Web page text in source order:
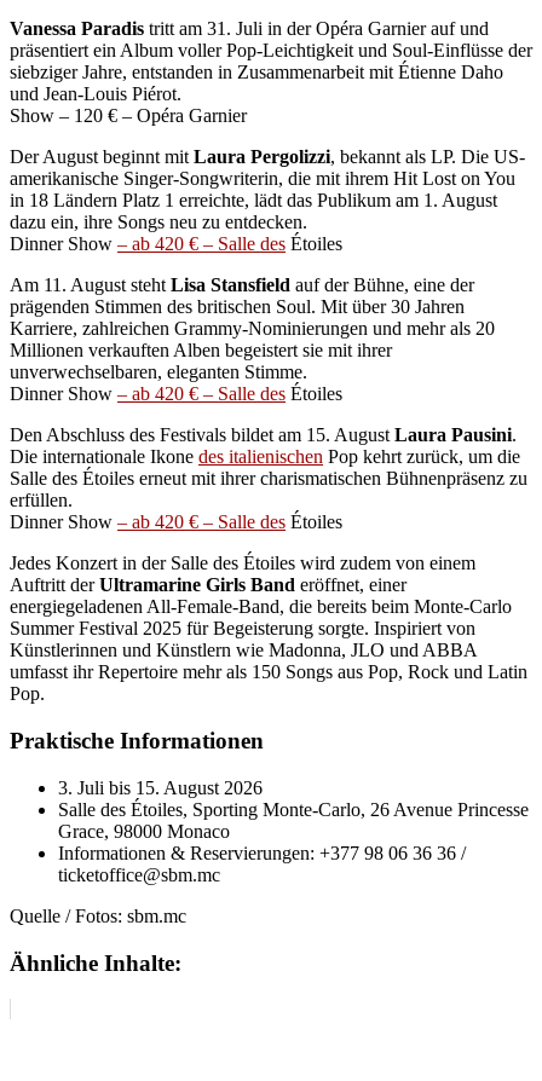
Vanessa Paradis tritt am 31. Juli in der Opéra Garnier auf und
präsentiert ein Album voller Pop-Leichtigkeit und Soul-Einflüsse der
siebziger Jahre, entstanden in Zusammenarbeit mit Étienne Daho
und Jean-Louis Piérot.
Show – 120 € – Opéra Garnier
Der August beginnt mitLaura Pergolizzi, bekannt als LP. Die US-
amerikanische Singer-Songwriterin, die mit ihrem Hit Lost on You
in 18 Ländern Platz 1 erreichte, lädt das Publikum am 1. August
dazu ein, ihre Songs neu zu entdecken.
Dinner Show – ab 420 € – Salle des Étoiles
Am 11. August stehtLisa Stansfield auf der Bühne, eine der
prägenden Stimmen des britischen Soul. Mit über 30 Jahren
Karriere, zahlreichen Grammy-Nominierungen und mehr als 20
Millionen verkauften Alben begeistert sie mit ihrer
unverwechselbaren, eleganten Stimme.
Dinner Show – ab 420 € – Salle des Étoiles
Den Abschluss des Festivals bildet am 15. AugustLaura Pausini.
Die internationale Ikone des italienischen Pop kehrt zurück, um die
Salle des Étoiles erneut mit ihrer charismatischen Bühnenpräsenz zu
erfüllen.
Dinner Show – ab 420 € – Salle des Étoiles
Jedes Konzert in der Salle des Étoiles wird zudem von einem
Auftritt derUltramarine Girls Band eröffnet, einer
energiegeladenen All-Female-Band, die bereits beim Monte-Carlo
Summer Festival 2025 für Begeisterung sorgte. Inspiriert von
Künstlerinnen und Künstlern wie Madonna, JLO und ABBA
umfasst ihr Repertoire mehr als 150 Songs aus Pop, Rock und Latin
Pop.
Praktische Informationen
3. Juli bis 15. August 2026
Salle des Étoiles, Sporting Monte-Carlo, 26 Avenue Princesse
Grace, 98000 Monaco
Informationen & Reservierungen: +377 98 06 36 36 /
ticketoffice@sbm.mc
Quelle / Fotos: sbm.mc
Ähnliche Inhalte: